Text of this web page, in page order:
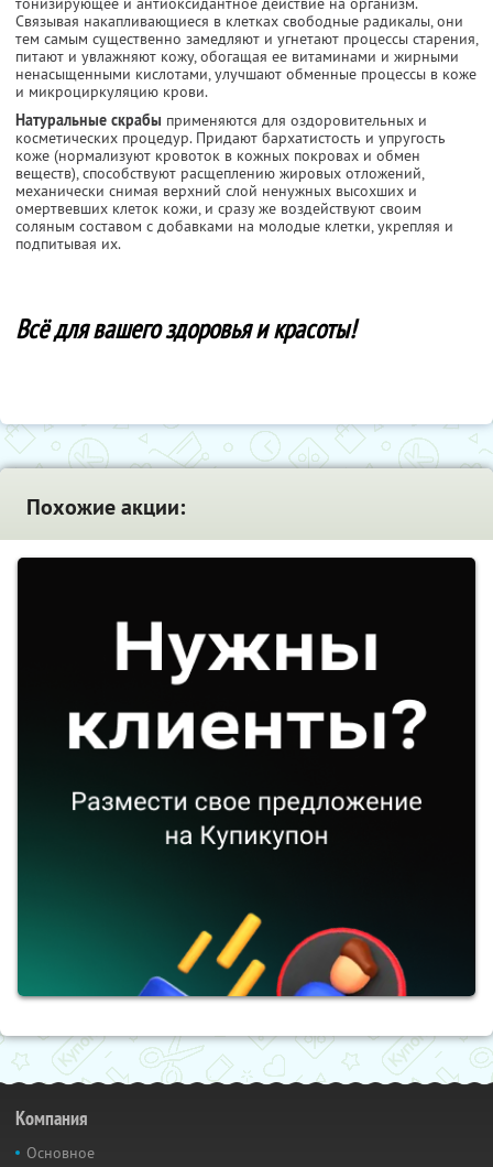
Связывая накапливающиеся в клетках свободные радикалы, они
тем самым существенно замедляют и угнетают процессы старения,
питают и увлажняют кожу, обогащая ее витаминами и жирными
ненасыщенными кислотами, улучшают обменные процессы в коже
и микроциркуляцию крови.
Натуральные скрабы применяются для оздоровительных и
косметических процедур. Придают бархатистость и упругость
коже (нормализуют кровоток в кожных покровах и обмен
веществ), способствуют расщеплению жировых отложений,
механически снимая верхний слой ненужных высохших и
омертвевших клеток кожи, и сразу же воздействуют своим
соляным составом с добавками на молодые клетки, укрепляя и
подпитывая их.
Всё для вашего здоровья и красоты!
Похожие акции:
Компания
Основное